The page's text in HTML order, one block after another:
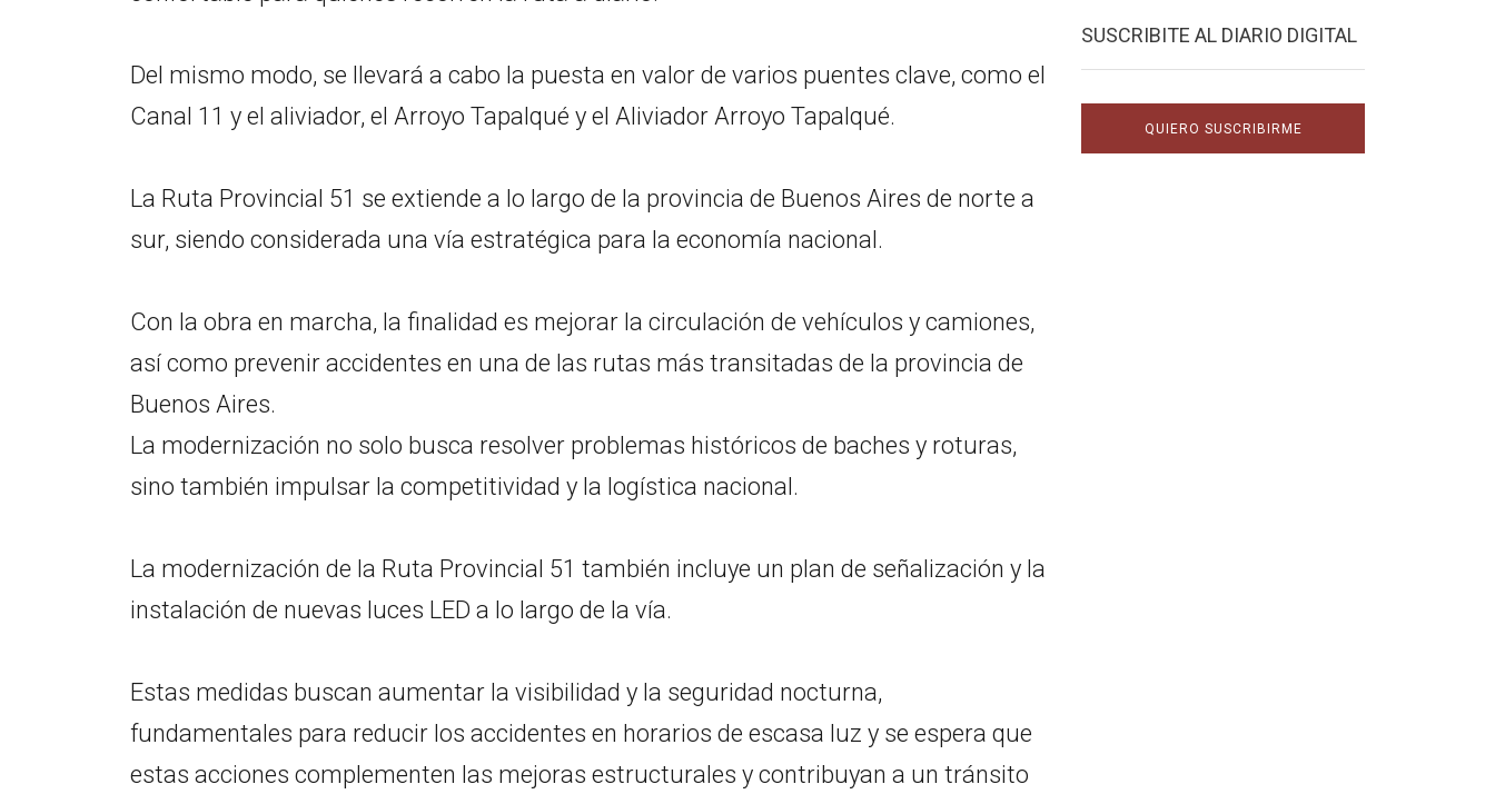
Del mismo modo, se llevará a cabo la puesta en valor de varios puentes clave, como el
Canal 11 y el aliviador, el Arroyo Tapalqué y el Aliviador Arroyo Tapalqué.
La Ruta Provincial 51 se extiende a lo largo de la provincia de Buenos Aires de norte a
sur, siendo considerada una vía estratégica para la economía nacional.
Con la obra en marcha, la finalidad es mejorar la circulación de vehículos y camiones,
así como prevenir accidentes en una de las rutas más transitadas de la provincia de
Buenos Aires.
La modernización no solo busca resolver problemas históricos de baches y roturas,
sino también impulsar la competitividad y la logística nacional.
La modernización de la Ruta Provincial 51 también incluye un plan de señalización y la
instalación de nuevas luces LED a lo largo de la vía.
Estas medidas buscan aumentar la visibilidad y la seguridad nocturna,
fundamentales para reducir los accidentes en horarios de escasa luz y se espera que
estas acciones complementen las mejoras estructurales y contribuyan a un tránsito
SUSCRIBITE AL DIARIO DIGITAL
QUIERO SUSCRIBIRME